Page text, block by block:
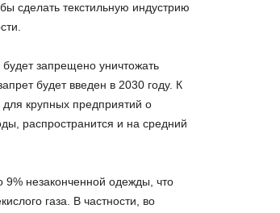
сделать текстильную индустрию
запрещено уничтожать
будет введен в 2030 году. К
крупных предприятий о
распространится и на средний
незаконченной одежды, что
газа. В частности, во